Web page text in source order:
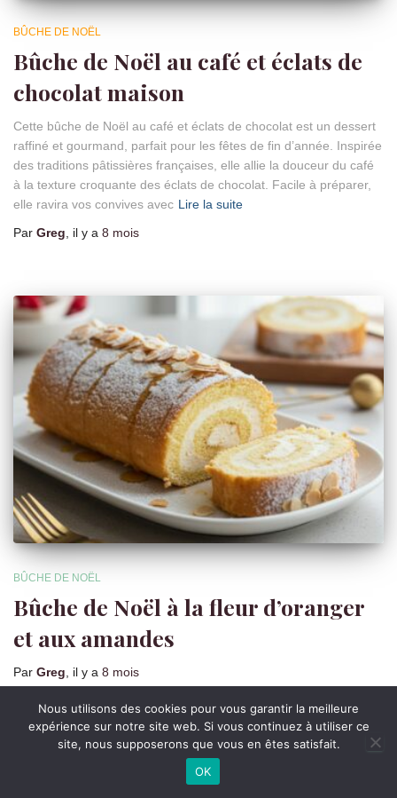
BÛCHE DE NOËL
Bûche de Noël au café et éclats de
chocolat maison
Cette bûche de Noël au café et éclats de chocolat est un dessert
raffiné et gourmand, parfait pour les fêtes de fin d’année. Inspirée
des traditions pâtissières françaises, elle allie la douceur du café
à la texture croquante des éclats de chocolat. Facile à préparer,
elle ravira vos convives avec Lire la suite
Par Greg, il y a 8 mois
BÛCHE DE NOËL
Bûche de Noël à la fleur d’oranger
et aux amandes
Par Greg , il y a 8 mois
Nous utilisons des cookies pour vous garantir la meilleure
expérience sur notre site web. Si vous continuez à utiliser ce
site, nous supposerons que vous en êtes satisfait.
OK